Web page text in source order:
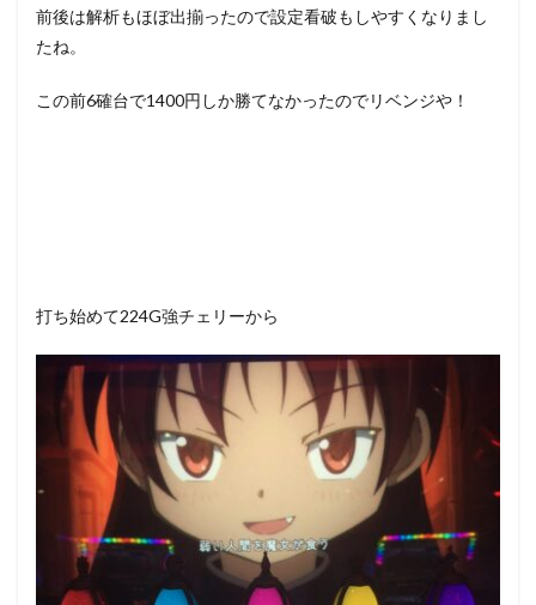
前後は解析もほぼ出揃ったので設定看破もしやすくなりまし
たね。
この前6確台で1400円しか勝てなかったのでリベンジや！
打ち始めて224G強チェリーから